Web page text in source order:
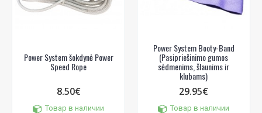
Power System šokdynė Power
Speed Rope
8.50€
Товар в наличии
Power System Booty-Band
(Pasipriešinimo gumos
sėdmenims, šlaunims ir
klubams)
29.95€
Товар в наличии